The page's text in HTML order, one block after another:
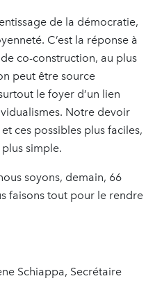
de la démocratie,
C’est la réponse à
co-construction, au plus
peut être source
le foyer d’un lien
Notre devoir
ces possibles plus faciles,
simple.
soyons, demain, 66
faisons tout pour le rendre
Schiappa, Secrétaire